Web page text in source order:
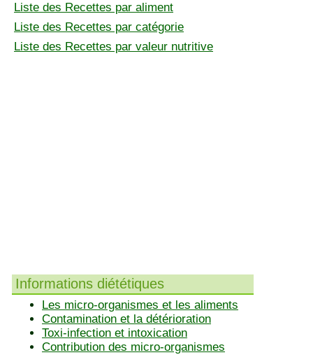
Liste des Recettes par aliment
Liste des Recettes par catégorie
Liste des Recettes par valeur nutritive
Informations diététiques
Les micro-organismes et les aliments
Contamination et la détérioration
Toxi-infection et intoxication
Contribution des micro-organismes